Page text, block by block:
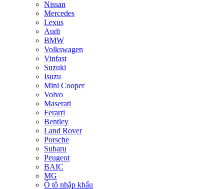
Nissan
Mercedes
Lexus
Audi
BMW
Volkswagen
Vinfast
Suzuki
Isuzu
Mini Cooper
Volvo
Maserati
Ferarri
Bentley
Land Rover
Porsche
Subaru
Peugeot
BAIC
MG
Ô tô nhập khẩu